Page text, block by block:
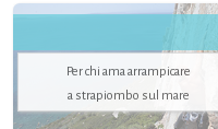
Per chi ama arrampicare
a strapiombo sul mare